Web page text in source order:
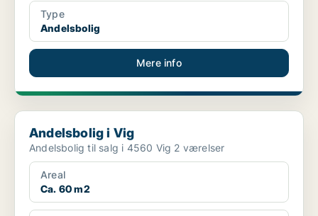
Type
Andelsbolig
Mere info
Andelsbolig i Vig
Andelsbolig i Vig
Andelsbolig til salg i 4560 Vig 2 værelser
Areal
Ca. 60 m2